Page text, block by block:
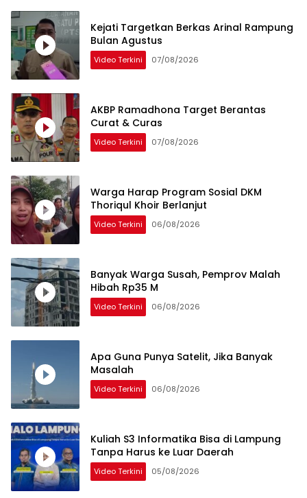
Kejati Targetkan Berkas Arinal Rampung
Bulan Agustus
Video Terkini 07/08/2026
AKBP Ramadhona Target Berantas
Curat & Curas
Video Terkini 07/08/2026
Warga Harap Program Sosial DKM
Thoriqul Khoir Berlanjut
Video Terkini 06/08/2026
Banyak Warga Susah, Pemprov Malah
Hibah Rp35 M
Video Terkini 06/08/2026
Apa Guna Punya Satelit, Jika Banyak
Masalah
Video Terkini 06/08/2026
Kuliah S3 Informatika Bisa di Lampung
Tanpa Harus ke Luar Daerah
Video Terkini 05/08/2026